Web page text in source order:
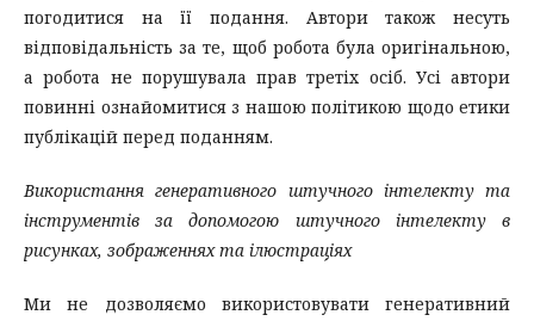
погодитися на її подання. Автори також несуть
відповідальність за те, щоб робота була оригінальною,
а робота не порушувала прав третіх осіб. Усі автори
повинні ознайомитися з нашою політикою щодо етики
публікацій перед поданням.
Використання генеративного штучного інтелекту та
інструментів за допомогою штучного інтелекту в
рисунках, зображеннях та ілюстраціях
Ми не дозволяємо використовувати генеративний